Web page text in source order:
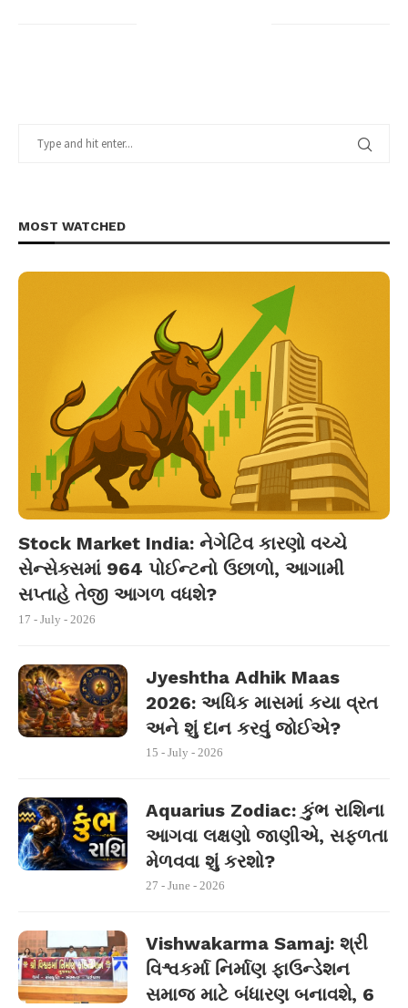
MOST WATCHED
Stock Market India: નેગેટિવ કારણો વચ્ચે
સેન્સેક્સમાં 964 પોઈન્ટનો ઉછાળો, આગામી
સપ્તાહે તેજી આગળ વધશે?
17 - July - 2026
Jyeshtha Adhik Maas
2026: અધિક માસમાં કયા વ્રત
અને શું દાન કરવું જોઈએ?
15 - July - 2026
Aquarius Zodiac: કુંભ રાશિના
આગવા લક્ષણો જાણીએ, સફળતા
મેળવવા શું કરશો?
27 - June - 2026
Vishwakarma Samaj: શ્રી
વિશ્વકર્મા નિર્માણ ફાઉન્ડેશન
સમાજ માટે બંધારણ બનાવશે, 6